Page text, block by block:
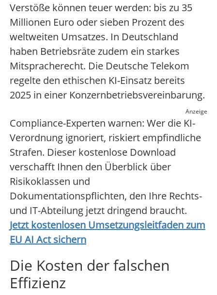
Verstöße können teuer werden: bis zu 35
Millionen Euro oder sieben Prozent des
weltweiten Umsatzes. In Deutschland
haben Betriebsräte zudem ein starkes
Mitspracherecht. Die Deutsche Telekom
regelte den ethischen KI-Einsatz bereits
2025 in einer Konzernbetriebsvereinbarung.
Anzeige
Compliance-Experten warnen: Wer die KI-
Verordnung ignoriert, riskiert empfindliche
Strafen. Dieser kostenlose Download
verschafft Ihnen den Überblick über
Risikoklassen und
Dokumentationspflichten, den Ihre Rechts-
und IT-Abteilung jetzt dringend braucht.
Jetzt kostenlosen Umsetzungsleitfaden zum
EU AI Act sichern
Die Kosten der falschen
Effizienz